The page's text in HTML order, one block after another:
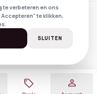
local_offer person
Digital
te verbeteren en ons
te klikken,
SLUITEN